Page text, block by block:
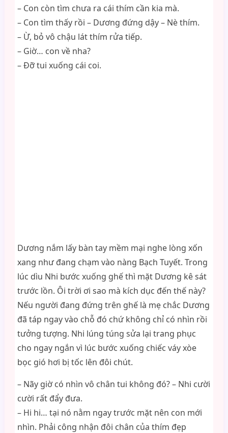
– Con còn tìm chưa ra cái thím cần kia mà.
– Con tìm thấy rồi – Dương đứng dậy – Nè thím.
– Ừ, bỏ vô chậu lát thím rửa tiếp.
– Giờ… con về nha?
– Đỡ tui xuống cái coi.
Dương nắm lấy bàn tay mềm mại nghe lòng xốn
xang như đang chạm vào nàng Bạch Tuyết. Trong
lúc dìu Nhi bước xuống ghế thì mặt Dương kê sát
trước lồn. Ôi trời ơi sao mà kích dục đến thế này?
Nếu người đang đứng trên ghế là mẹ chắc Dương
đã táp ngay vào chỗ đó chứ không chỉ có nhìn rồi
tưởng tượng. Nhi lúng túng sửa lại trang phục
cho ngay ngắn vì lúc bước xuống chiếc váy xòe
bọc gió hơi bị tốc lên đôi chút.
– Nãy giờ có nhìn vô chân tui không đó? – Nhi cười
cười rất đẩy đưa.
– Hi hi… tại nó nằm ngay trước mặt nên con mới
nhìn. Phải công nhận đôi chân của thím đẹp